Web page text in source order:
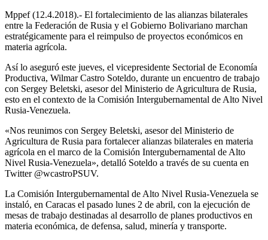
Mppef (12.4.2018).- El fortalecimiento de las alianzas bilaterales
entre la Federación de Rusia y el Gobierno Bolivariano marchan
estratégicamente para el reimpulso de proyectos económicos en
materia agrícola.
Así lo aseguró este jueves, el vicepresidente Sectorial de Economía
Productiva, Wilmar Castro Soteldo, durante un encuentro de trabajo
con Sergey Beletski, asesor del Ministerio de Agricultura de Rusia,
esto en el contexto de la Comisión Intergubernamental de Alto Nivel
Rusia-Venezuela.
«Nos reunimos con Sergey Beletski, asesor del Ministerio de
Agricultura de Rusia para fortalecer alianzas bilaterales en materia
agrícola en el marco de la Comisión Intergubernamental de Alto
Nivel Rusia-Venezuela», detalló Soteldo a través de su cuenta en
Twitter @wcastroPSUV.
La Comisión Intergubernamental de Alto Nivel Rusia-Venezuela se
instaló, en Caracas el pasado lunes 2 de abril, con la ejecución de
mesas de trabajo destinadas al desarrollo de planes productivos en
materia económica, de defensa, salud, minería y transporte.